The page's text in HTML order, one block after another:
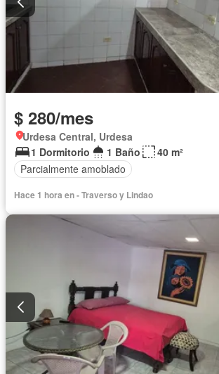
$ 280/mes
Urdesa Central, Urdesa
1 Dormitorio
1 Baño
40 m²
Parcialmente amoblado
Hace 1 hora en - Traverso y Lindao